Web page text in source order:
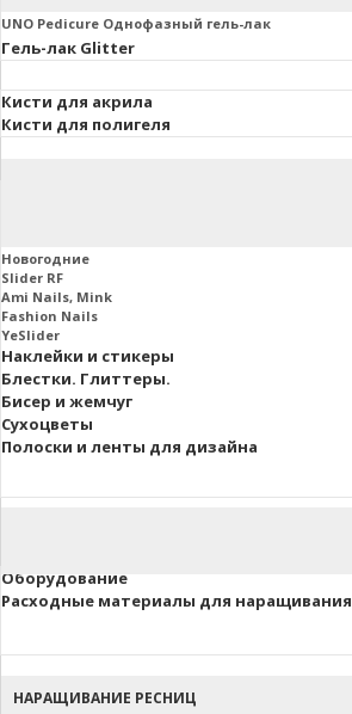
UNO Pedicure Однофазный гель-лак
Гель-лак Glitter
Кисти для акрила
Кисти для полигеля
Новогодние
Slider RF
Ami Nails, Mink
Fashion Nails
YeSlider
Наклейки и стикеры
Блестки. Глиттеры.
Бисер и жемчуг
Сухоцветы
Полоски и ленты для дизайна
Оборудование
Расходные материалы для наращивания
НАРАЩИВАНИЕ РЕСНИЦ